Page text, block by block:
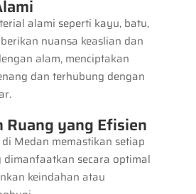
alami seperti kayu, batu,
nuansa keaslian dan
alam, menciptakan
dan terhubung dengan
Ruang yang Efisien
Medan memastikan setiap
dimanfaatkan secara optimal
keindahan atau